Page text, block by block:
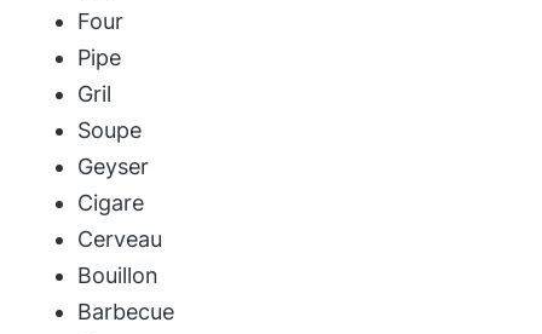
Four
Pipe
Gril
Soupe
Geyser
Cigare
Cerveau
Bouillon
Barbecue